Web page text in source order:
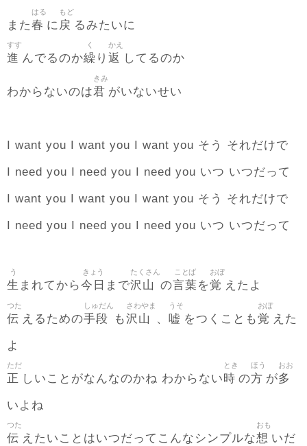
また春
はる
に戻
もど
るみたいに
進
すす
んでるのか繰
く
り 返
かえ
してるのか
わからないのは君
きみ
がいないせい
I want you I want you I want you そう それだけで
I need you I need you I need you いつ いつだって
I want you I want you I want you そう それだけで
I need you I need you I need you いつ いつだって
生
う
まれてから今日
きょう
まで沢山
たくさん
の言葉
ことば
を覚
おぼ
えたよ
伝
つた
えるための手段
しゅだん
も沢山
さわやま
、 嘘
うそ
をつくことも覚
おぼ
えた
よ
正
ただ
しいことがなんなのかね わからない時
とき
の方
ほう
が多
おお
いよね
伝
つた
えたいことはいつだってこんなシンプルな想
おも
いだ